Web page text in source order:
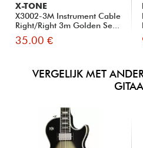
X-TONE
X3002-3M Instrument Cable
Right/Right 3m Golden Se...
35.00 €
VERGELIJK MET